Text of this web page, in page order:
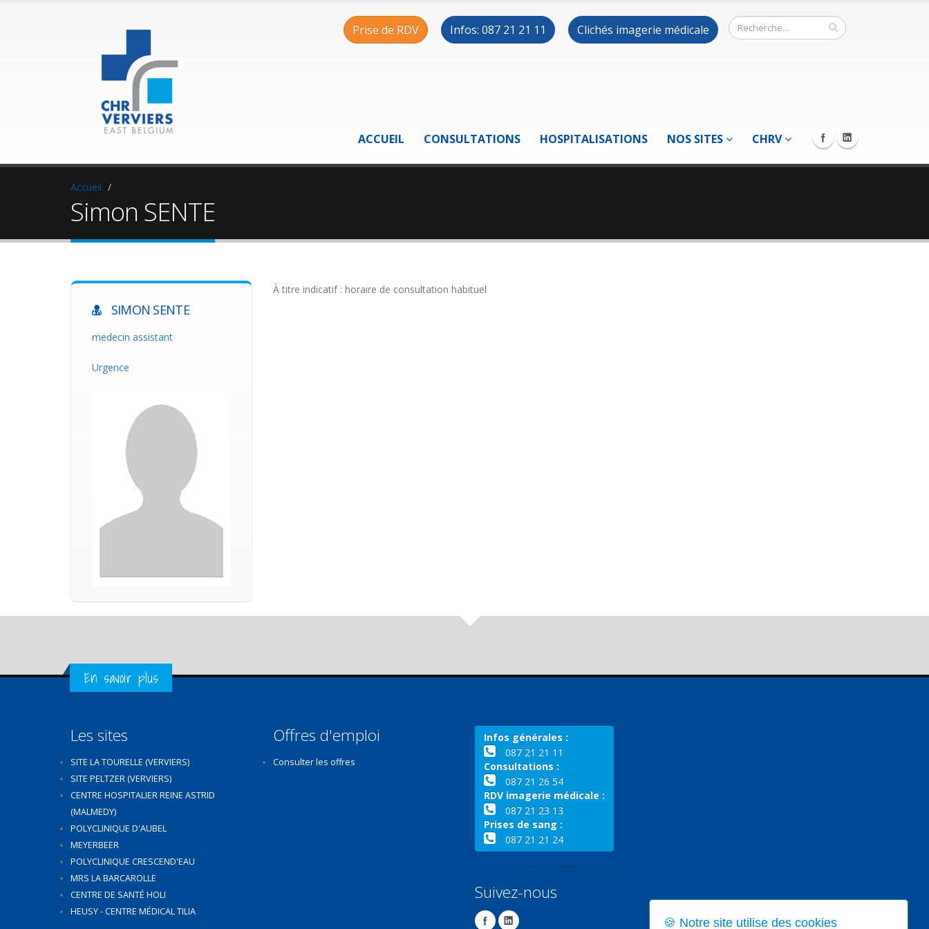
Prise de RDV Infos: 087 21 21 11 Clichés imagerie médicale
ACCUEIL CONSULTATIONS HOSPITALISATIONS NOS SITES CHRV
Accueil
Simon SENTE
SIMON SENTE
medecin assistant
Urgence
À titre indicatif : horaire de consultation habituel
Get in Touch
En savoir plus
Les sites
SITE LA TOURELLE (VERVIERS)
SITE PELTZER (VERVIERS)
CENTRE HOSPITALIER REINE ASTRID
(MALMEDY)
POLYCLINIQUE D'AUBEL
MEYERBEER
POLYCLINIQUE CRESCEND'EAU
MRS LA BARCAROLLE
CENTRE DE SANTÉ HOLI
HEUSY - CENTRE MÉDICAL TILIA
Offres d'emploi
Consulter les offres
Infos générales :
087 21 21 11
Consultations :
087 21 26 54
RDV imagerie médicale :
087 21 23 13
Prises de sang :
087 21 21 24
Suivez-nous
🍪 Notre site utilise des cookies